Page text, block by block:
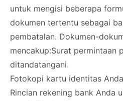
untuk mengisi beberapa
dokumen tertentu sebagai
pembatalan. Dokumen-
mencakup:Surat permintaan
ditandatangani.
Fotokopi kartu identitas
Rincian rekening bank Anda